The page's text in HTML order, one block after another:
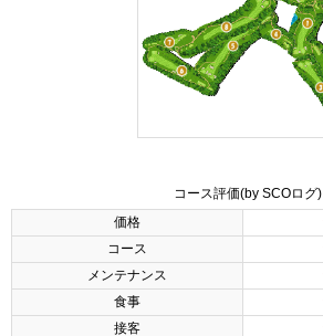
コース評価(by SCOログ)
価格
コース
メンテナンス
食事
接客